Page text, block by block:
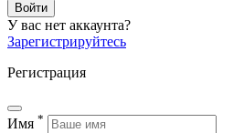
Войти
У вас нет аккаунта?
Зарегистрируйтесь
Регистрация
Имя *